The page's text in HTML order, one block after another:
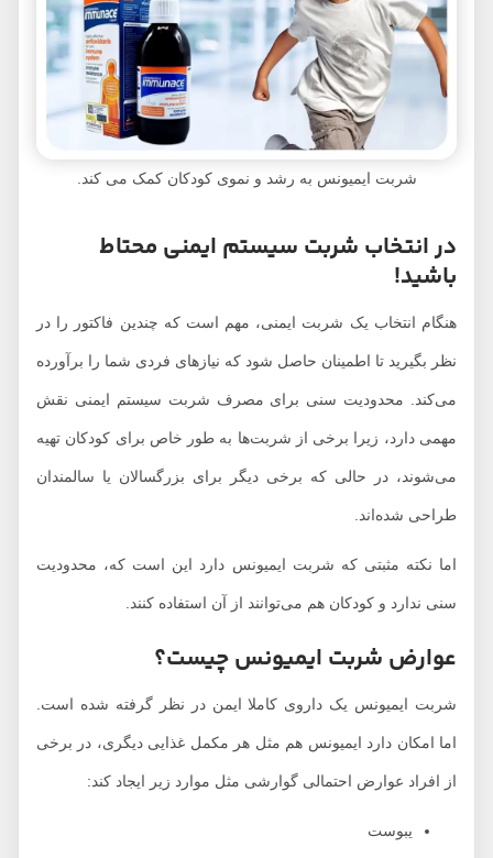
شربت ایمیونس به رشد و نموی کودکان کمک می کند.
در انتخاب شربت سیستم ایمنی محتاط
باشید!
هنگام انتخاب یک شربت ایمنی، مهم است که چندین فاکتور را در
نظر بگیرید تا اطمینان حاصل شود که نیازهای فردی شما را برآورده
می‌کند. محدودیت سنی برای مصرف شربت سیستم ایمنی نقش
مهمی دارد، زیرا برخی از شربت‌ها به طور خاص برای کودکان تهیه
می‌شوند، در حالی که برخی دیگر برای بزرگسالان یا سالمندان
طراحی شده‌اند.
اما نکته مثبتی که شربت ایمیونس دارد این است که، محدودیت
سنی ندارد و کودکان هم می‌توانند از آن استفاده کنند.
عوارض شربت ایمیونس چیست؟
شربت ایمیونس یک داروی کاملا ایمن در نظر گرفته شده است.
اما امکان دارد ایمیونس هم مثل هر مکمل غذایی دیگری، در برخی
از افراد عوارض احتمالی گوارشی مثل موارد زیر ایجاد کند:
یبوست